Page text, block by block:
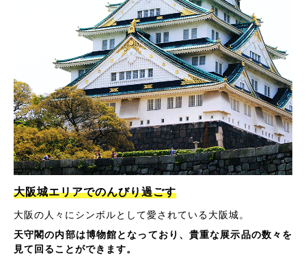
大阪城エリアでのんびり過ごす
大阪の人々にシンボルとして愛されている大阪城。
天守閣の内部は博物館となっており、貴重な展示品の数々を
見て回ることができます。